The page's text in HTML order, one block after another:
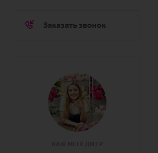
Заказать звонок